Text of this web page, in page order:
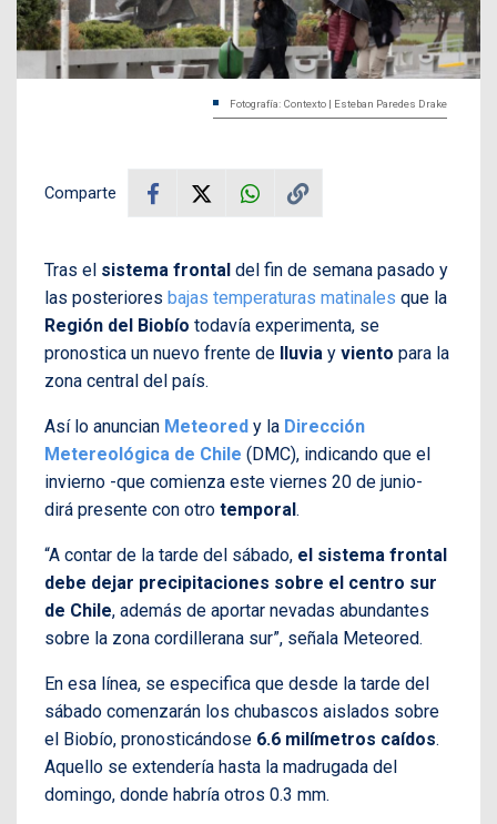
Fotografía: Contexto | Esteban Paredes Drake
Comparte
Tras el sistema frontal del fin de semana pasado y
las posteriores bajas temperaturas matinales que la
Región del Biobío todavía experimenta, se
pronostica un nuevo frente de lluvia y viento para la
zona central del país.
Así lo anuncian Meteored y la Dirección
Metereológica de Chile (DMC), indicando que el
invierno -que comienza este viernes 20 de junio-
dirá presente con otro temporal.
“A contar de la tarde del sábado, el sistema frontal
debe dejar precipitaciones sobre el centro sur
de Chile, además de aportar nevadas abundantes
sobre la zona cordillerana sur”, señala Meteored.
En esa línea, se especifica que desde la tarde del
sábado comenzarán los chubascos aislados sobre
el Biobío, pronosticándose 6.6 milímetros caídos.
Aquello se extendería hasta la madrugada del
domingo, donde habría otros 0.3 mm.